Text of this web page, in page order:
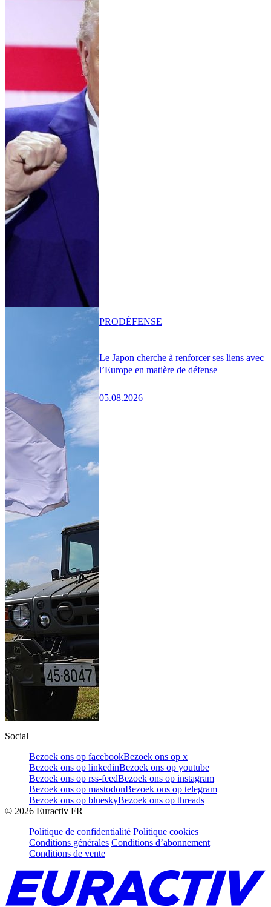
Le Japon cherche à renforcer ses liens avec
l’Europe en matière de défense
05.08.2026
PRODÉFENSE
Social
Bezoek ons op facebookBezoek ons op x
Bezoek ons op linkedinBezoek ons op youtube
Bezoek ons op rss-feedBezoek ons op instagram
Bezoek ons op mastodonBezoek ons op telegram
Bezoek ons op blueskyBezoek ons op threads
© 2026 Euractiv FR
Politique de confidentialité Politique cookies
Conditions générales Conditions d’abonnement
Conditions de vente